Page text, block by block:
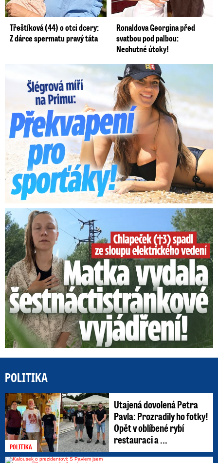
Třeštíková (44) o otci dcery:
Z dárce spermatu pravý táta
Ronaldova Georgina před
svatbou pod palbou:
Nechutné útoky!
Lucie Šlégrová míří na Primu. Překvapení pro sporťáky!
Smrtelný pád chlapce: Matka vydala vyjádření na 16 stran
POLITIKA
POLITIKA
Utajená dovolená Petra
Pavla: Prozradily ho fotky!
Opět v oblíbené rybí
restauraci a ...